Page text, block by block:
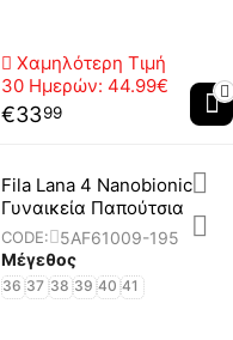
Χαμηλότερη Τιμή
30 Ημερών: 44.99€
€3399
Fila Lana 4 Nanobionic
Γυναικεία Παπούτσια
CODE:
5AF61009-195
Μέγεθος
36 37 38 39 40 41